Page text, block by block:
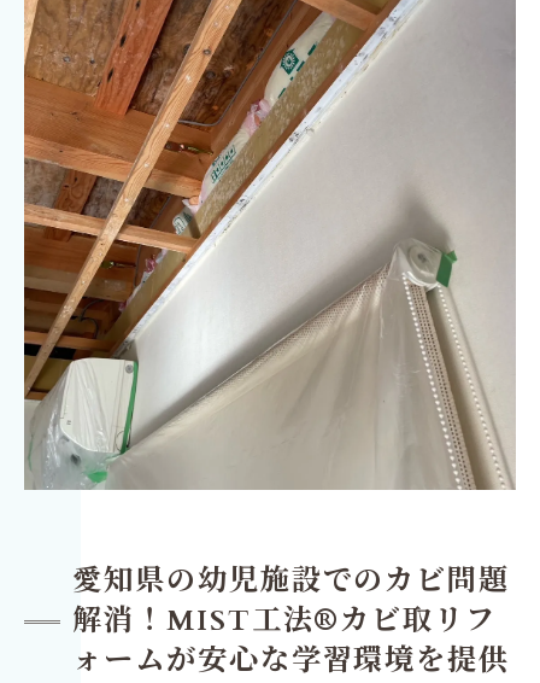
愛知県の幼児施設でのカビ問題
解消！MIST工法®カビ取リフ
ォームが安心な学習環境を提供